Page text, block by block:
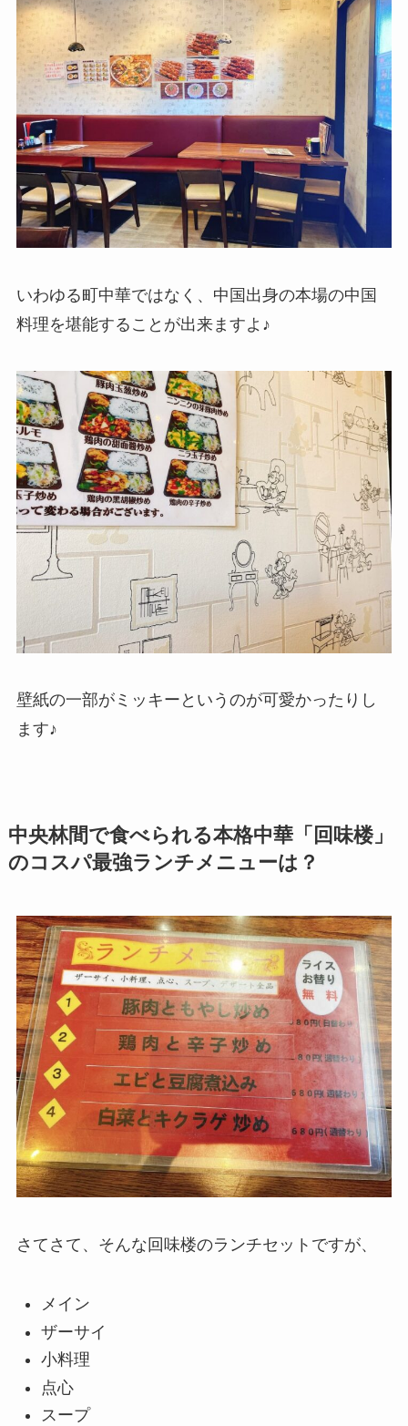
いわゆる町中華ではなく、中国出身の本場の中国
料理を堪能することが出来ますよ♪
壁紙の一部がミッキーというのが可愛かったりし
ます♪
中央林間で食べられる本格中華「回味楼」
のコスパ最強ランチメニューは？
さてさて、そんな回味楼のランチセットですが、
メイン
ザーサイ
小料理
点心
スープ